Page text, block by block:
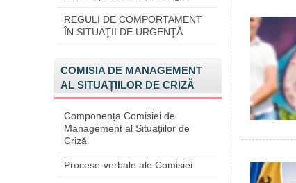
REGULI DE COMPORTAMENT
ÎN SITUAŢII DE URGENŢĂ
COMISIA DE MANAGEMENT
AL SITUAȚIILOR DE CRIZĂ
Componența Comisiei de
Management al Situațiilor de
Criză
Procese-verbale ale Comisiei